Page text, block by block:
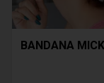
BANDANA